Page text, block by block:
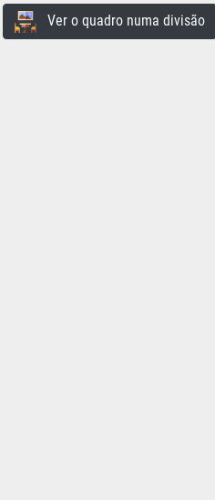
Ver o quadro numa divisão